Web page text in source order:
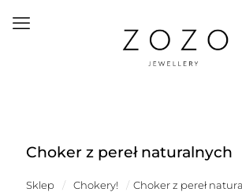
Choker z pereł naturalnych
Sklep / Chokery! / Choker z pereł